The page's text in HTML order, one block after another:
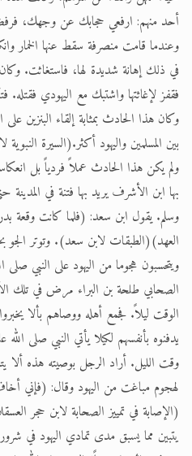
أحد منهم: ارفعي حجابك عن وجهك،
وعندما قامت منصرفة سقط عنها
في ذلك إهانة شديدة لها، فاستغاثت.
فقفز لإغاثتها واشتبك مع اليهودي فقتله.
وكان هذا الحادث بمثابة إلقاء البنزين
بين المسلمين واليهود أكثر.(السيرة
ولم يكن هذا الحادث عملاً فردياً بل
بها ابن الأشرف يريد بها فتنة في المدينة
وسلم. يقول ابن سعد: (فلما كانت وقعة
العهد)(الطبقات لابن سعد). وتوتر الجو
ويتحسبون هجوما من اليهود على النبي صلى
الصحابي طلحة بن البراء مرض في تلك
الوقت ليلاً. فجمع أهله ووصاهم بألا
يدفنوه بأنفسهم لكيلا يأتي النبي صلى
وقت الليل. أراد الرجل بوصيته هذه ألا
لهجوم مباغت من اليهود وقال: (فإني
(الإصابة في تمييز الصحابة لابن حجر
يتبين مما يسبق مدى تمادي اليهود في